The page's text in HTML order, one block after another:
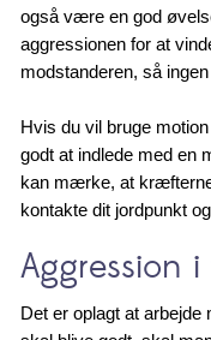
også være en god
aggressionen for at
modstanderen, så
Hvis du vil bruge
godt at indlede med en
kan mærke, at
kontakte dit jordpunkt
Aggression
Det er oplagt at arbejde